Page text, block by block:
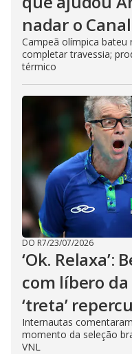
nadar o
Campeã olímpica
completar travessia;
térmico
DO R7/23/07/2026
‘Ok.
com líbero
‘treta’
Internautas
momento da seleção
VNL